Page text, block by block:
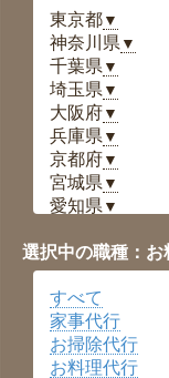
東京都▼
神奈川県 ▼
千葉県 ▼
埼玉県 ▼
大阪府▼
兵庫県 ▼
京都府▼
宮城県 ▼
愛知県 ▼
岡山県▼
広島県▼
沖縄県
選択中の職種：お
すべて
家事代行
お掃除代行
お料理代行